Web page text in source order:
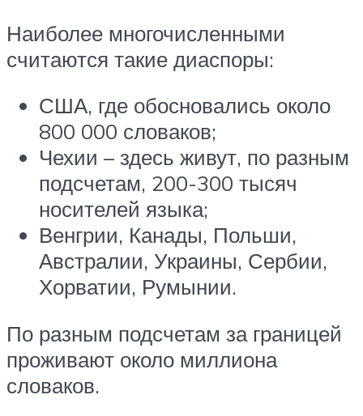
Наиболее многочисленными
считаются такие диаспоры:
США, где обосновались около
800 000 словаков;
Чехии – здесь живут, по разным
подсчетам, 200-300 тысяч
носителей языка;
Венгрии, Канады, Польши,
Австралии, Украины, Сербии,
Хорватии, Румынии.
По разным подсчетам за границей
проживают около миллиона
словаков.